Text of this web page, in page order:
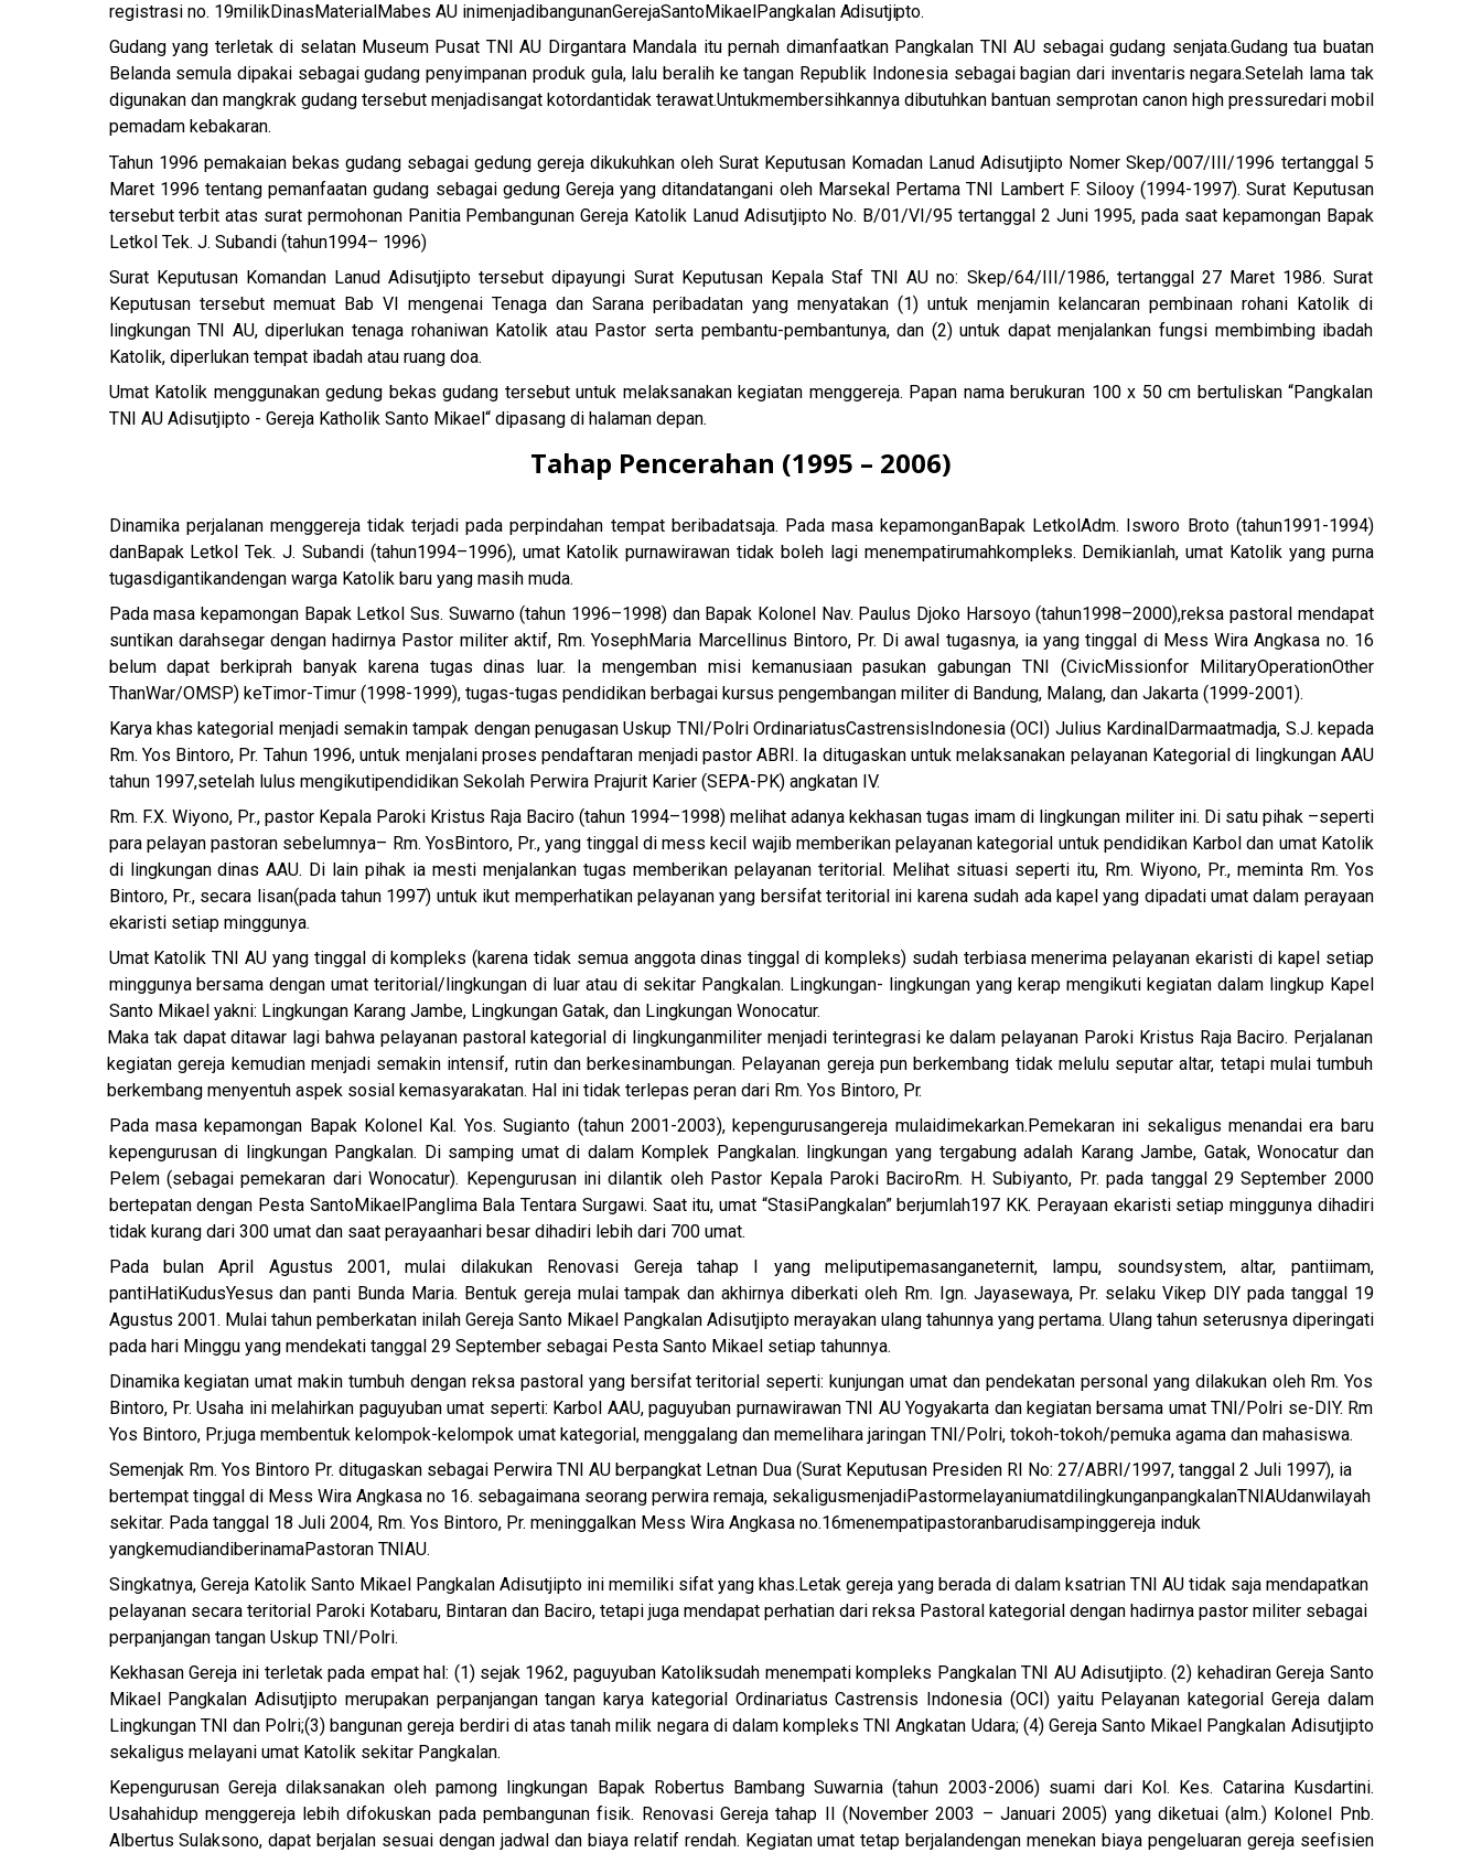
registrasi no. 19milikDinas Material Mabes AU inimenjadibangunanGerejaSantoMikael Pangkalan Adisutjipto.
Gudang yang terletak di selatan Museum Pusat TNI AU Dirgantara Mandala itu pernah dimanfaatkan Pangkalan TNI AU sebagai gudang senjata.Gudang tua buatan
Belanda semula dipakai sebagai gudang penyimpanan produk gula, lalu beralih ke tangan Republik Indonesia sebagai bagian dari inventaris negara.Setelah lama tak
digunakan dan mangkrak gudang tersebut menjadisangat kotordantidak terawat.Untukmembersihkannya dibutuhkan bantuan semprotan canon high pressuredari mobil
pemadam kebakaran.
Tahun 1996 pemakaian bekas gudang sebagai gedung gereja dikukuhkan oleh Surat Keputusan Komadan Lanud Adisutjipto Nomer Skep/007/III/1996 tertanggal 5
Maret 1996 tentang pemanfaatan gudang sebagai gedung Gereja yang ditandatangani oleh Marsekal Pertama TNI Lambert F. Silooy (1994-1997). Surat Keputusan
tersebut terbit atas surat permohonan Panitia Pembangunan Gereja Katolik Lanud Adisutjipto No. B/01/VI/95 tertanggal 2 Juni 1995, pada saat kepamongan Bapak
Letkol Tek. J. Subandi (tahun1994– 1996)
Surat Keputusan Komandan Lanud Adisutjipto tersebut dipayungi Surat Keputusan Kepala Staf TNI AU no: Skep/64/III/1986, tertanggal 27 Maret 1986. Surat
Keputusan tersebut memuat Bab VI mengenai Tenaga dan Sarana peribadatan yang menyatakan (1) untuk menjamin kelancaran pembinaan rohani Katolik di
lingkungan TNI AU, diperlukan tenaga rohaniwan Katolik atau Pastor serta pembantu-pembantunya, dan (2) untuk dapat menjalankan fungsi membimbing ibadah
Katolik, diperlukan tempat ibadah atau ruang doa.
Umat Katolik menggunakan gedung bekas gudang tersebut untuk melaksanakan kegiatan menggereja. Papan nama berukuran 100 x 50 cm bertuliskan “Pangkalan
TNI AU Adisutjipto - Gereja Katholik Santo Mikael“ dipasang di halaman depan.
Tahap Pencerahan (1995 – 2006)
Dinamika perjalanan menggereja tidak terjadi pada perpindahan tempat beribadatsaja. Pada masa kepamonganBapak LetkolAdm. Isworo Broto (tahun1991-1994)
danBapak Letkol Tek. J. Subandi (tahun1994–1996), umat Katolik purnawirawan tidak boleh lagi menempatirumahkompleks. Demikianlah, umat Katolik yang purna
tugasdigantikandengan warga Katolik baru yang masih muda.
Pada masa kepamongan Bapak Letkol Sus. Suwarno (tahun 1996–1998) dan Bapak Kolonel Nav. Paulus Djoko Harsoyo (tahun1998–2000),reksa pastoral mendapat
suntikan darahsegar dengan hadirnya Pastor militer aktif, Rm. YosephMaria Marcellinus Bintoro, Pr. Di awal tugasnya, ia yang tinggal di Mess Wira Angkasa no. 16
belum dapat berkiprah banyak karena tugas dinas luar. Ia mengemban misi kemanusiaan pasukan gabungan TNI (CivicMissionfor MilitaryOperationOther
ThanWar/OMSP) keTimor-Timur (1998-1999), tugas-tugas pendidikan berbagai kursus pengembangan militer di Bandung, Malang, dan Jakarta (1999-2001).
Karya khas kategorial menjadi semakin tampak dengan penugasan Uskup TNI/Polri OrdinariatusCastrensisIndonesia (OCI) Julius KardinalDarmaatmadja, S.J. kepada
Rm. Yos Bintoro, Pr. Tahun 1996, untuk menjalani proses pendaftaran menjadi pastor ABRI. Ia ditugaskan untuk melaksanakan pelayanan Kategorial di lingkungan AAU
tahun 1997,setelah lulus mengikutipendidikan Sekolah Perwira Prajurit Karier (SEPA-PK) angkatan IV.
Rm. F.X. Wiyono, Pr., pastor Kepala Paroki Kristus Raja Baciro (tahun 1994–1998) melihat adanya kekhasan tugas imam di lingkungan militer ini. Di satu pihak –seperti
para pelayan pastoran sebelumnya– Rm. YosBintoro, Pr., yang tinggal di mess kecil wajib memberikan pelayanan kategorial untuk pendidikan Karbol dan umat Katolik
di lingkungan dinas AAU. Di lain pihak ia mesti menjalankan tugas memberikan pelayanan teritorial. Melihat situasi seperti itu, Rm. Wiyono, Pr., meminta Rm. Yos
Bintoro, Pr., secara lisan(pada tahun 1997) untuk ikut memperhatikan pelayanan yang bersifat teritorial ini karena sudah ada kapel yang dipadati umat dalam perayaan
ekaristi setiap minggunya.
Umat Katolik TNI AU yang tinggal di kompleks (karena tidak semua anggota dinas tinggal di kompleks) sudah terbiasa menerima pelayanan ekaristi di kapel setiap
minggunya bersama dengan umat teritorial/lingkungan di luar atau di sekitar Pangkalan. Lingkungan- lingkungan yang kerap mengikuti kegiatan dalam lingkup Kapel
Santo Mikael yakni: Lingkungan Karang Jambe, Lingkungan Gatak, dan Lingkungan Wonocatur.
Maka tak dapat ditawar lagi bahwa pelayanan pastoral kategorial di lingkunganmiliter menjadi terintegrasi ke dalam pelayanan Paroki Kristus Raja Baciro. Perjalanan
kegiatan gereja kemudian menjadi semakin intensif, rutin dan berkesinambungan. Pelayanan gereja pun berkembang tidak melulu seputar altar, tetapi mulai tumbuh
berkembang menyentuh aspek sosial kemasyarakatan. Hal ini tidak terlepas peran dari Rm. Yos Bintoro, Pr.
Pada masa kepamongan Bapak Kolonel Kal. Yos. Sugianto (tahun 2001-2003), kepengurusangereja mulaidimekarkan.Pemekaran ini sekaligus menandai era baru
kepengurusan di lingkungan Pangkalan. Di samping umat di dalam Komplek Pangkalan. lingkungan yang tergabung adalah Karang Jambe, Gatak, Wonocatur dan
Pelem (sebagai pemekaran dari Wonocatur). Kepengurusan ini dilantik oleh Pastor Kepala Paroki BaciroRm. H. Subiyanto, Pr. pada tanggal 29 September 2000
bertepatan dengan Pesta SantoMikaelPanglima Bala Tentara Surgawi. Saat itu, umat “StasiPangkalan” berjumlah197 KK. Perayaan ekaristi setiap minggunya dihadiri
tidak kurang dari 300 umat dan saat perayaanhari besar dihadiri lebih dari 700 umat.
Pada bulan April Agustus 2001, mulai dilakukan Renovasi Gereja tahap I yang meliputipemasanganeternit, lampu, soundsystem, altar, pantiimam,
pantiHatiKudusYesus dan panti Bunda Maria. Bentuk gereja mulai tampak dan akhirnya diberkati oleh Rm. Ign. Jayasewaya, Pr. selaku Vikep DIY pada tanggal 19
Agustus 2001. Mulai tahun pemberkatan inilah Gereja Santo Mikael Pangkalan Adisutjipto merayakan ulang tahunnya yang pertama. Ulang tahun seterusnya diperingati
pada hari Minggu yang mendekati tanggal 29 September sebagai Pesta Santo Mikael setiap tahunnya.
Dinamika kegiatan umat makin tumbuh dengan reksa pastoral yang bersifat teritorial seperti: kunjungan umat dan pendekatan personal yang dilakukan oleh Rm. Yos
Bintoro, Pr. Usaha ini melahirkan paguyuban umat seperti: Karbol AAU, paguyuban purnawirawan TNI AU Yogyakarta dan kegiatan bersama umat TNI/Polri se-DIY. Rm
Yos Bintoro, Pr.juga membentuk kelompok-kelompok umat kategorial, menggalang dan memelihara jaringan TNI/Polri, tokoh-tokoh/pemuka agama dan mahasiswa.
Semenjak Rm. Yos Bintoro Pr. ditugaskan sebagai Perwira TNI AU berpangkat Letnan Dua (Surat Keputusan Presiden RI No: 27/ABRI/1997, tanggal 2 Juli 1997), ia
bertempat tinggal di Mess Wira Angkasa no 16. sebagaimana seorang perwira remaja, sekaligusmenjadiPastormelayaniumatdilingkunganpangkalanTNI AUdanwilayah
sekitar. Pada tanggal 18 Juli 2004, Rm. Yos Bintoro, Pr. meninggalkan Mess Wira Angkasa no.16menempatipastoranbarudisampinggereja induk
yangkemudiandiberinamaPastoran TNIAU.
Singkatnya, Gereja Katolik Santo Mikael Pangkalan Adisutjipto ini memiliki sifat yang khas. Letak gereja yang berada di dalam ksatrian TNI AU tidak saja mendapatkan
pelayanan secara teritorial Paroki Kotabaru, Bintaran dan Baciro, tetapi juga mendapat perhatian dari reksa Pastoral kategorial dengan hadirnya pastor militer sebagai
perpanjangan tangan Uskup TNI/Polri.
Kekhasan Gereja ini terletak pada empat hal: (1) sejak 1962, paguyuban Katoliksudah menempati kompleks Pangkalan TNI AU Adisutjipto. (2) kehadiran Gereja Santo
Mikael Pangkalan Adisutjipto merupakan perpanjangan tangan karya kategorial Ordinariatus Castrensis Indonesia (OCI) yaitu Pelayanan kategorial Gereja dalam
Lingkungan TNI dan Polri;(3) bangunan gereja berdiri di atas tanah milik negara di dalam kompleks TNI Angkatan Udara; (4) Gereja Santo Mikael Pangkalan Adisutjipto
sekaligus melayani umat Katolik sekitar Pangkalan.
Kepengurusan Gereja dilaksanakan oleh pamong lingkungan Bapak Robertus Bambang Suwarnia (tahun 2003-2006) suami dari Kol. Kes. Catarina Kusdartini.
Usahahidup menggereja lebih difokuskan pada pembangunan fisik. Renovasi Gereja tahap II (November 2003 – Januari 2005) yang diketuai (alm.) Kolonel Pnb.
Albertus Sulaksono, dapat berjalan sesuai dengan jadwal dan biaya relatif rendah. Kegiatan umat tetap berjalandengan menekan biaya pengeluaran gereja seefisien